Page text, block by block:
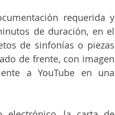
requerida y
de duración, en el
de sinfonías o piezas
de frente, con imagen
a YouTube en una